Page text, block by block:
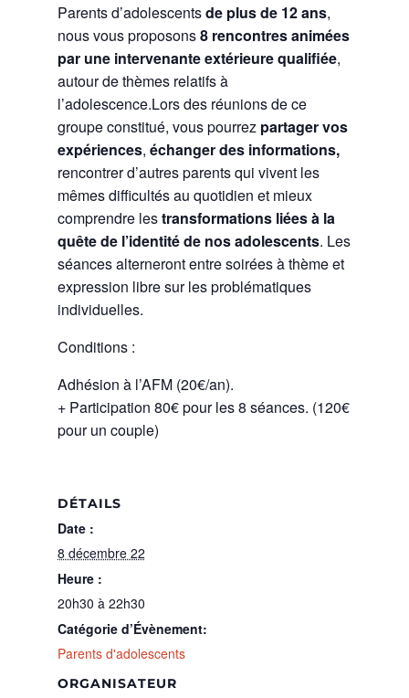
Parents d’adolescentsde plus de 12 ans,
nous vous proposons8 rencontres animées
par une intervenante extérieure qualifiée,
autour de thèmes relatifs à
l’adolescence.Lors des réunions de ce
groupe constitué, vous pourrez partager vos
expériences, échanger des informations,
rencontrer d’autres parents qui vivent les
mêmes difficultés au quotidien et mieux
comprendre lestransformations liées à la
quête de l’identité de nos adolescents. Les
séances alterneront entre soirées à thème et
expression libre sur les problématiques
individuelles.
Conditions :
Adhésion à l’AFM (20€/an).
+ Participation 80€ pour les 8 séances. (120€
pour un couple)
DÉTAILS
Date :
8 décembre 22
Heure :
20h30 à 22h30
Catégorie d’Évènement:
Parents d'adolescents
ORGANISATEUR